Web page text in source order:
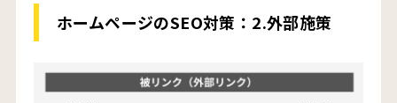
ホームページのSEO対策：2.外部施策